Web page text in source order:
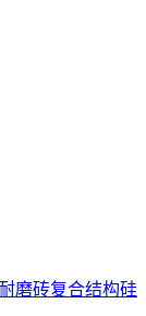
磨砖复合结构硅